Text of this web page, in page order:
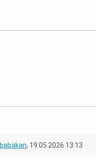
babakan, 19.05.2026 13:13